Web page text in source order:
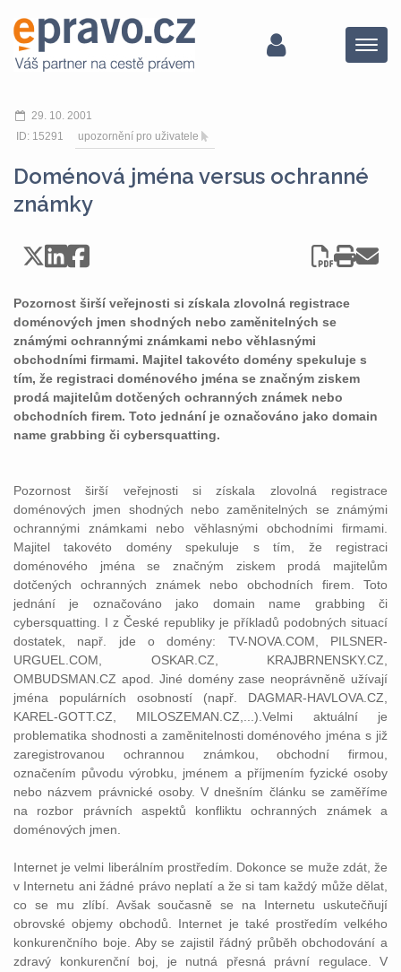
Menu
29. 10. 2001
ID: 15291
upozornění pro uživatele
Doménová jména versus ochranné
známky
Pozornost širší veřejnosti si získala zlovolná registrace
doménových jmen shodných nebo zaměnitelných se
známými ochrannými známkami nebo věhlasnými
obchodními firmami. Majitel takovéto domény spekuluje s
tím, že registraci doménového jména se značným ziskem
prodá majitelům dotčených ochranných známek nebo
obchodních firem. Toto jednání je označováno jako domain
name grabbing či cybersquatting.
Pozornost širší veřejnosti si získala zlovolná registrace
doménových jmen shodných nebo zaměnitelných se známými
ochrannými známkami nebo věhlasnými obchodními firmami.
Majitel takovéto domény spekuluje s tím, že registraci
doménového jména se značným ziskem prodá majitelům
dotčených ochranných známek nebo obchodních firem. Toto
jednání je označováno jako domain name grabbing či
cybersquatting. I z České republiky je příkladů podobných situací
dostatek, např. jde o domény: TV-NOVA.COM, PILSNER-
URGUEL.COM, OSKAR.CZ, KRAJBRNENSKY.CZ,
OMBUDSMAN.CZ apod. Jiné domény zase neoprávněně užívají
jména populárních osobností (např. DAGMAR-HAVLOVA.CZ,
KAREL-GOTT.CZ, MILOSZEMAN.CZ,...).Velmi aktuální je
problematika shodnosti a zaměnitelnosti doménového jména s již
zaregistrovanou ochrannou známkou, obchodní firmou,
označením původu výrobku, jménem a příjmením fyzické osoby
nebo názvem právnické osoby. V dnešním článku se zaměříme
na rozbor právních aspektů konfliktu ochranných známek a
doménových jmen.
Internet je velmi liberálním prostředím. Dokonce se muže zdát, že
v Internetu ani žádné právo neplatí a že si tam každý může dělat,
co se mu zlíbí. Avšak současně se na Internetu uskutečňují
obrovské objemy obchodů. Internet je také prostředím velkého
konkurenčního boje. Aby se zajistil řádný průběh obchodování a
zdravý konkurenční boj, je nutná přesná právní regulace. V